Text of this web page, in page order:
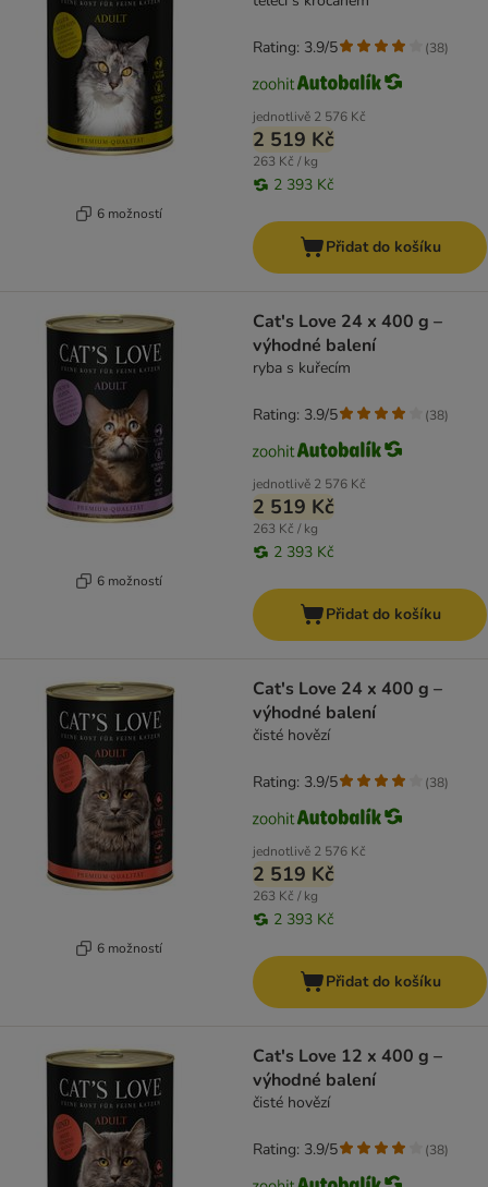
6 možností
jednotlivě 2 576 Kč
2 519 Kč
263 Kč / kg
2 393 Kč
Rating: 3.9/5 (38)
Přidat do košíku
6 možností
Cat's Love 24 x 400 g –
výhodné balení
ryba s kuřecím
jednotlivě 2 576 Kč
2 519 Kč
263 Kč / kg
2 393 Kč
Rating: 3.9/5 (38)
Přidat do košíku
6 možností
Cat's Love 24 x 400 g –
výhodné balení
čisté hovězí
jednotlivě 2 576 Kč
2 519 Kč
263 Kč / kg
2 393 Kč
Rating: 3.9/5 (38)
Přidat do košíku
Cat's Love 12 x 400 g –
výhodné balení
čisté hovězí
Rating: 3.9/5 (38)